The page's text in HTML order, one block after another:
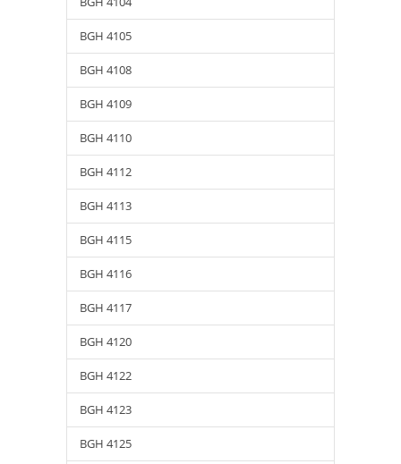
BGH 4105
BGH 4108
BGH 4109
BGH 4110
BGH 4112
BGH 4113
BGH 4115
BGH 4116
BGH 4117
BGH 4120
BGH 4122
BGH 4123
BGH 4125